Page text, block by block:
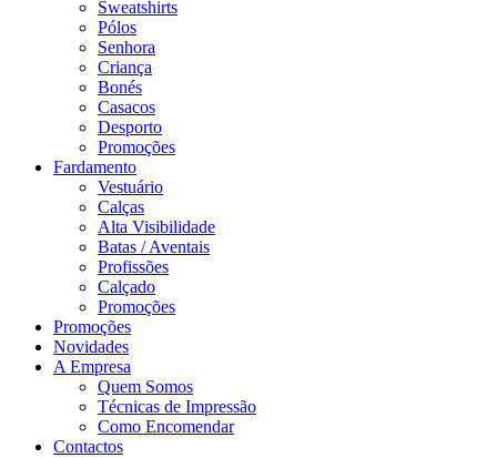
Sweatshirts
Pólos
Senhora
Criança
Bonés
Casacos
Desporto
Promoções
Fardamento
Vestuário
Calças
Alta Visibilidade
Batas / Aventais
Profissões
Calçado
Promoções
Promoções
Novidades
A Empresa
Quem Somos
Técnicas de Impressão
Como Encomendar
Contactos